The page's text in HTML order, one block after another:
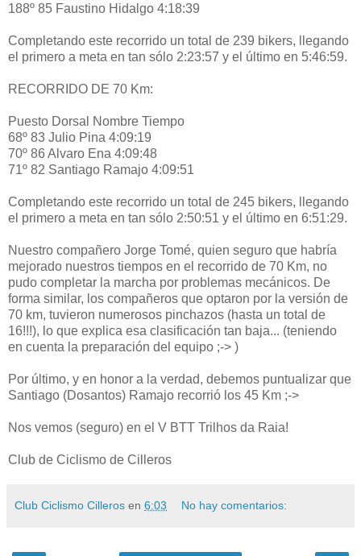
188º 85 Faustino Hidalgo 4:18:39
Completando este recorrido un total de 239 bikers, llegando
el primero a meta en tan sólo 2:23:57 y el último en 5:46:59.
RECORRIDO DE 70 Km:
Puesto Dorsal Nombre Tiempo
68º 83 Julio Pina 4:09:19
70º 86 Alvaro Ena 4:09:48
71º 82 Santiago Ramajo 4:09:51
Completando este recorrido un total de 245 bikers, llegando
el primero a meta en tan sólo 2:50:51 y el último en 6:51:29.
Nuestro compañero Jorge Tomé, quien seguro que habría
mejorado nuestros tiempos en el recorrido de 70 Km, no
pudo completar la marcha por problemas mecánicos. De
forma similar, los compañeros que optaron por la versión de
70 km, tuvieron numerosos pinchazos (hasta un total de
16!!!), lo que explica esa clasificación tan baja... (teniendo
en cuenta la preparación del equipo ;-> )
Por último, y en honor a la verdad, debemos puntualizar que
Santiago (Dosantos) Ramajo recorrió los 45 Km ;->
Nos vemos (seguro) en el V BTT Trilhos da Raia!
Club de Ciclismo de Cilleros
Club Ciclismo Cilleros en 6:03 No hay comentarios: